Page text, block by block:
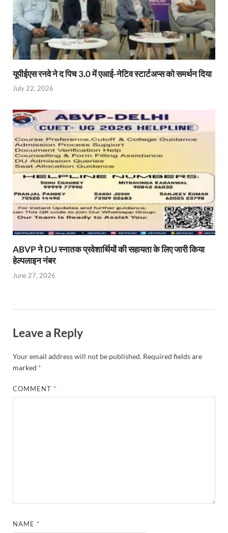
यूपीईएस रनवे ने द पिच 3.0 में एआई-नेटिव स्टार्टअप्स को समर्थन दिया
July 22, 2026
ABVP ने DU स्नातक प्रवेशार्थियों की सहायता के लिए जारी किया
हेल्पलाइन नंबर
June 27, 2026
Leave a Reply
Your email address will not be published. Required fields are
marked *
COMMENT *
NAME *